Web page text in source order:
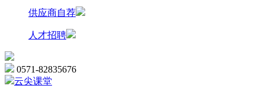
供应商自荐
人才招聘
0571-82835676
云尖课堂